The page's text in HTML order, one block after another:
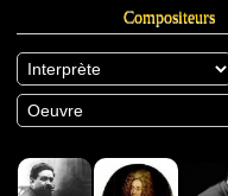
Compositeurs